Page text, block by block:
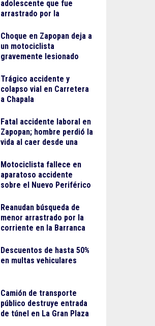
adolescente que fue
arrastrado por la
de Oblatos
Choque en Zapopan deja a
un motociclista
gravemente lesionado
Trágico accidente y
colapso vial en Carretera
a Chapala
Fatal accidente laboral en
Zapopan; hombre perdió la
vida al caer desde una
Motociclista fallece en
aparatoso accidente
sobre el Nuevo Periférico
Reanudan búsqueda de
menor arrastrado por la
corriente en la Barranca
Descuentos de hasta 50%
en multas vehiculares
Camión de transporte
público destruye entrada
de túnel en La Gran Plaza